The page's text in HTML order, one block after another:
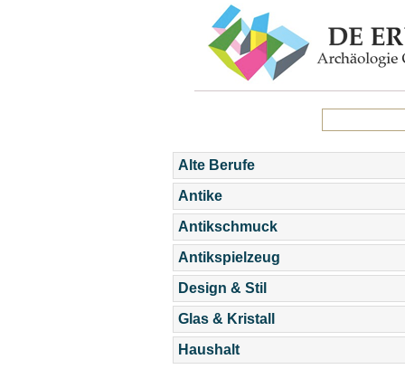
Alte Berufe
Antike
Antikschmuck
Antikspielzeug
Design & Stil
Glas & Kristall
Haushalt